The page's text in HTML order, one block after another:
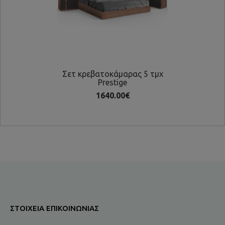
Σετ κρεβατοκάμαρας 5 τμχ
Prestige
1640.00€
ΣΤΟΙΧΕΊΑ ΕΠΙΚΟΙΝΩΝΊΑΣ